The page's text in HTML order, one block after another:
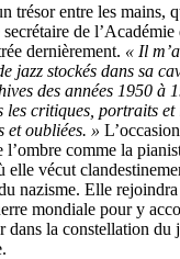
trésor entre les mains,
secrétaire de
dernièrement. « Il
jazz stockés dans sa
des années 1950 à
les critiques, portraits
et oubliées. »
l’ombre comme la
vécut
nazisme. Elle
mondiale pour y
dans la constellation du